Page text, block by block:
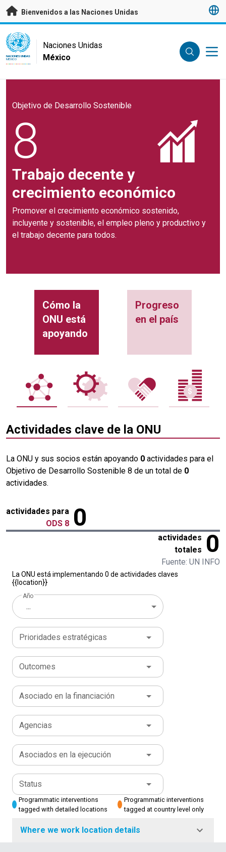
Saltar a contenido principal
Bienvenidos a las Naciones Unidas
UN Logo
NACIONES UNIDAS
MÉXICO
Naciones Unidas
México
Objetivo de Desarrollo Sostenible
8
Trabajo decente y
crecimiento económico
Promover el crecimiento económico sostenido,
incluyente y sostenible, el empleo pleno y productivo y
el trabajo decente para todos.
Cómo la
ONU está
apoyando
Progreso
en el país
Actividades clave de la ONU
La ONU y sus socios están apoyando 0 actividades para el
Objetivo de Desarrollo Sostenible 8 de un total de 0
actividades.
actividades para
ODS 8 0
actividades
totales 0
Fuente: UN INFO
La ONU está implementando 0 de actividades claves
{{location}}
Año
...
Prioridades estratégicas
Outcomes
Asociado en la financiación
Agencias
Asociados en la ejecución
Status
Programmatic interventions
tagged with detailed locations
Programmatic interventions
tagged at country level only
Where we work location details